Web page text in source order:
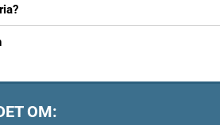
OM: